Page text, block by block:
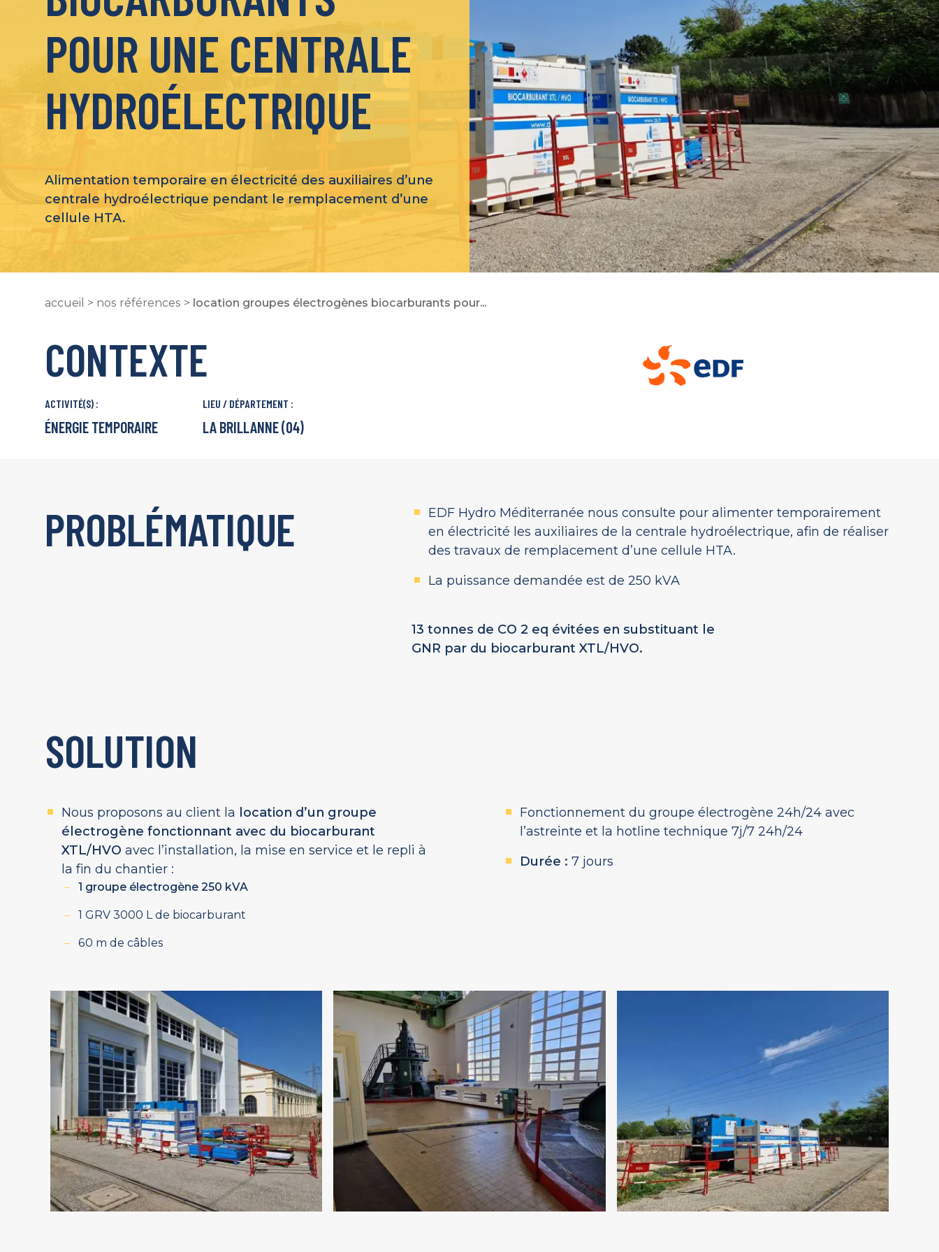
POUR UNE CENTRALE
HYDROÉLECTRIQUE
Alimentation temporaire en électricité des auxiliaires d’une
centrale hydroélectrique pendant le remplacement d’une
cellule HTA.
accueil > nos références > location groupes électrogènes biocarburants pour...
CONTEXTE
ACTIVITÉ(S) :
ÉNERGIE TEMPORAIRE
LIEU / DÉPARTEMENT :
LA BRILLANNE (04)
PROBLÉMATIQUE
EDF Hydro Méditerranée nous consulte pour alimenter temporairement
en électricité les auxiliaires de la centrale hydroélectrique, afin de réaliser
des travaux de remplacement d’une cellule HTA.
La puissance demandée est de 250 kVA
13 tonnes de CO 2 eq évitées en substituant le
GNR par du biocarburant XTL/HVO.
SOLUTION
Nous proposons au client la location d’un groupe
électrogène fonctionnant avec du biocarburant
XTL/HVO avec l’installation, la mise en service et le repli à
la fin du chantier :
1 groupe électrogène 250 kVA
1 GRV 3000 L de biocarburant
60 m de câbles
Fonctionnement du groupe électrogène 24h/24 avec
l’astreinte et la hotline technique 7j/7 24h/24
Durée : 7 jours